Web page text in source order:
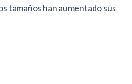
tamaños han aumentado sus